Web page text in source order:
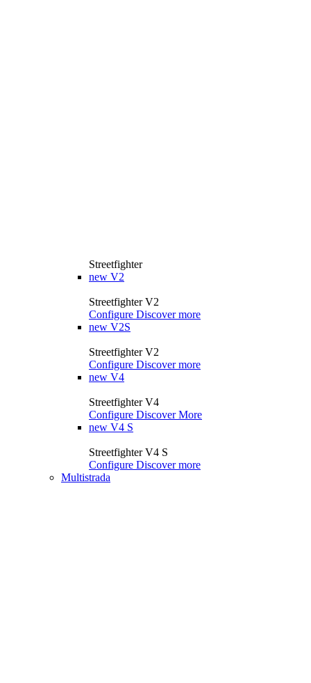
Streetfighter
new V2
Streetfighter V2
Configure Discover more
new V2S
Streetfighter V2
Configure Discover more
new V4
Streetfighter V4
Configure Discover More
new V4 S
Streetfighter V4 S
Configure Discover more
Multistrada